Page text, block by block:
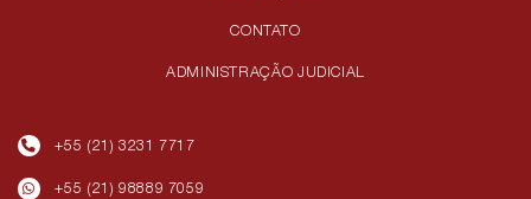
CONTATO
ADMINISTRAÇÃO JUDICIAL
+55 (21) 3231 7717
+55 (21) 98889 7059